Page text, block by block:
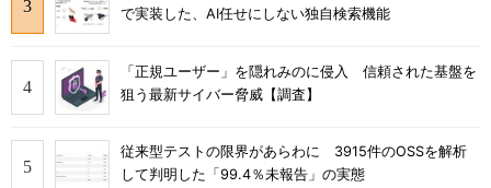
で実装した、AI任せにしない独自検索機能
「正規ユーザー」を隠れみのに侵入 信頼された基盤を
狙う最新サイバー脅威【調査】
従来型テストの限界があらわに 3915件のOSSを解析
して判明した「99.4％未報告」の実態